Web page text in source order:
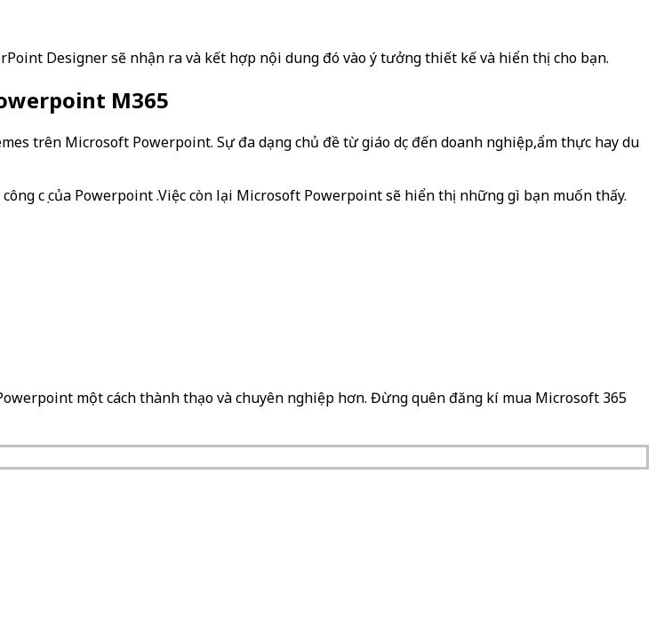
Designer sẽ nhận ra và kết hợp nội dung đó vào ý tưởng thiết kế và hiển thị cho bạn.
M365
trên Microsoft Powerpoint. Sự đa dạng chủ đề từ giáo dục đến doanh nghiệp,ẩm thực hay du
cụ của Powerpoint .Việc còn lại Microsoft Powerpoint sẽ hiển thị những gì bạn muốn thấy.
một cách thành thạo và chuyên nghiệp hơn. Đừng quên đăng kí mua Microsoft 365